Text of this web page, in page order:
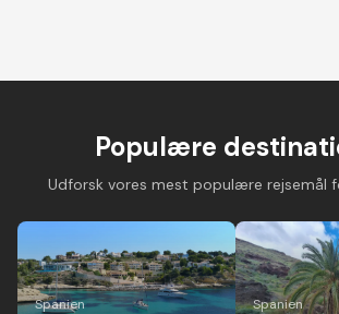
Populære
Udforsk vores mest populære rejsemål
Spanien Spanien